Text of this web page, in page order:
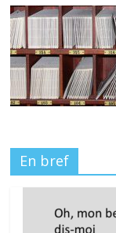
En bref